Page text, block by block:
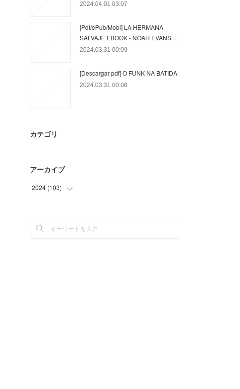
2024.04.01 03:07
[Pdf/ePub/Mobi] LA HERMANA
SALVAJE EBOOK - NOAH EVANS …
2024.03.31 00:09
[Descargar pdf] O FUNK NA BATIDA
2024.03.31 00:08
カテゴリ
アーカイブ
2024 (103)
(